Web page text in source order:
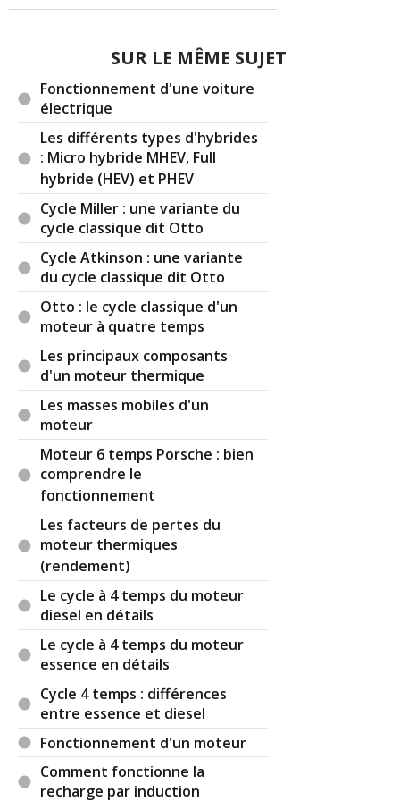
Jo le taxi(Date : 2021-08-08 20:58:55)
Et les moteurs à plat M. le prof ?
Bravo pour tout le travail sur le site !
Il y a4réaction(s) sur ce commentaire :
Partaurus TOP CONTRIBUTEUR
10:46:42) : En voiture les moteurs a plat n'existe
pas, mais a cylindres opposer OK. Sauf sur les
cars. Ne pas confondre un moteur a plat avec un
a cylindre opposer.
ParJo le Taxi(2021-08-15 13:04:27) :
Effectivement j’ai fait une approximation je
pensais aux moteurs Porsche (VW au départ) des
deudeuches et des Subaru dont les cylindres sont
biens à plat même s’ils sont opposés 😉. Le
vilebrequin est longitudinal et ils abaissent le
centre de gravité...
ParAdmin
(2021-08-19 10:02:54) : Attention de ne pas
confondre disposition moteur et architecture
moteur ... A voir
Je vous mets un 7/20 pour la peine ! (puisque je
suis prof).
Encore merci pour les encouragements ;-)
ParJo le taxi(2021-08-20 17:17:09) :
Effectivement. C'est bien : je vois qu'il reste des
endroits où on met en dessous de la moyenne
quand c'est mérité ;-)
Réagir à ce commentaire
SUR LE MÊME SUJET
Fonctionnement d'une voiture
électrique
Les différents types d'hybrides
: Micro hybride MHEV, Full
hybride (HEV) et PHEV
Cycle Miller : une variante du
cycle classique dit Otto
Cycle Atkinson : une variante
du cycle classique dit Otto
Otto : le cycle classique d'un
moteur à quatre temps
Les principaux composants
d'un moteur thermique
Les masses mobiles d'un
moteur
Moteur 6 temps Porsche : bien
comprendre le
fonctionnement
Les facteurs de pertes du
moteur thermiques
(rendement)
Le cycle à 4 temps du moteur
diesel en détails
Le cycle à 4 temps du moteur
essence en détails
Cycle 4 temps : différences
entre essence et diesel
Fonctionnement d'un moteur
Comment fonctionne la
recharge par induction